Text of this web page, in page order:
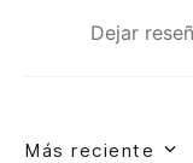
Dejar
Más reciente